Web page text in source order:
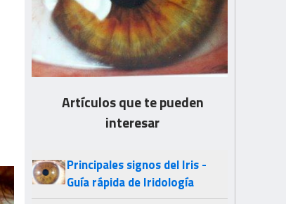
Artículos que te pueden
interesar
Principales signos del Iris -
Guía rápida de Iridología